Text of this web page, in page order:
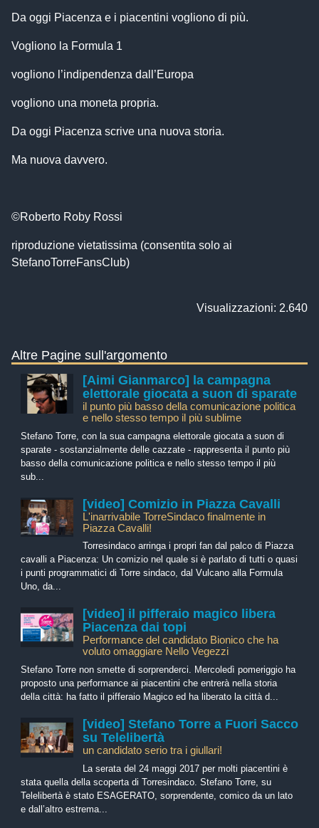
Da oggi Piacenza e i piacentini vogliono di più.
Vogliono la Formula 1
vogliono l’indipendenza dall’Europa
vogliono una moneta propria.
Da oggi Piacenza scrive una nuova storia.
Ma nuova davvero.
©Roberto Roby Rossi
riproduzione vietatissima (consentita solo ai
StefanoTorreFansClub)
Visualizzazioni: 2.640
Altre Pagine sull'argomento
[Aimi Gianmarco] la campagna
elettorale giocata a suon di sparate
il punto più basso della comunicazione politica
e nello stesso tempo il più sublime
Stefano Torre, con la sua campagna elettorale giocata a suon di
sparate - sostanzialmente delle cazzate - rappresenta il punto più
basso della comunicazione politica e nello stesso tempo il più
sub...
[video] Comizio in Piazza Cavalli
L'inarrivabile TorreSindaco finalmente in
Piazza Cavalli!
Torresindaco arringa i propri fan dal palco di Piazza
cavalli a Piacenza: Un comizio nel quale si è parlato di tutti o quasi
i punti programmatici di Torre sindaco, dal Vulcano alla Formula
Uno, da...
[video] il pifferaio magico libera
Piacenza dai topi
Performance del candidato Bionico che ha
voluto omaggiare Nello Vegezzi
Stefano Torre non smette di sorprenderci. Mercoledì pomeriggio ha
proposto una performance ai piacentini che entrerà nella storia
della città: ha fatto il pifferaio Magico ed ha liberato la città d...
[video] Stefano Torre a Fuori Sacco
su Telelibertà
un candidato serio tra i giullari!
La serata del 24 maggi 2017 per molti piacentini è
stata quella della scoperta di Torresindaco. Stefano Torre, su
Telelibertà è stato ESAGERATO, sorprendente, comico da un lato
e dall’altro estrema...